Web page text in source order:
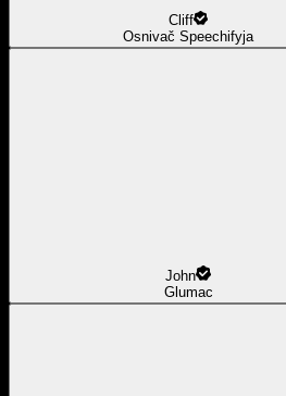
Cliff
Osnivač Speechifyja
John
Glumac